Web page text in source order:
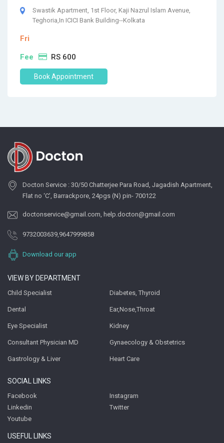
Swastik Apartment, 1st Floor, Kaji Nazrul Islam Avenue,
Teghoria,In ICICI Bank Building--Kolkata
Fri
Fee RS 600
Book Appointment
Docton Service : 30/50 Chatterjee Para Road, Jagadish Apartment,
Flat no ‘C’, Barrackpore, 24pgs (N) pin- 700122
doctonservice@gmail.com, help.docton@gmail.com
9732003639,9647999858
Download our app
VIEW BY DEPARTMENT
Child Specialist Diabetes, Thyroid
Dental Ear,Nose,Throat
Eye Specialist Kidney
Consultant Physician MD Gynaecology & Obstetrics
Gastrology & Liver Heart Care
SOCIAL LINKS
Facebook
Instagram
Linkedin
Twitter
Youtube
USEFUL LINKS